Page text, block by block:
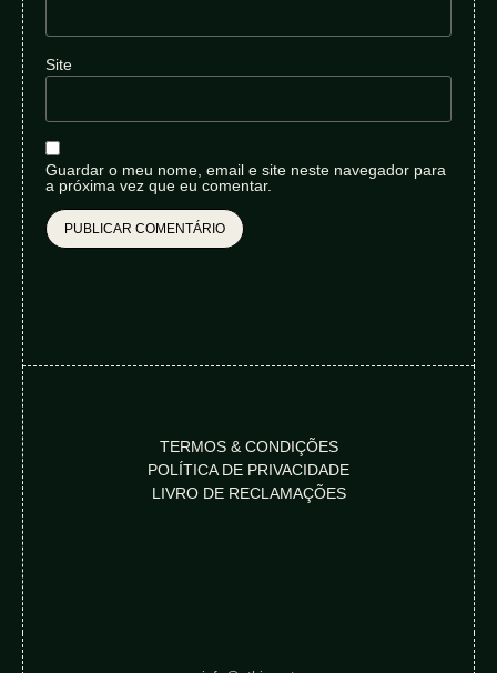
Site
Guardar o meu nome, email e site neste navegador para
a próxima vez que eu comentar.
TERMOS & CONDIÇÕES
POLÍTICA DE PRIVACIDADE
LIVRO DE RECLAMAÇÕES